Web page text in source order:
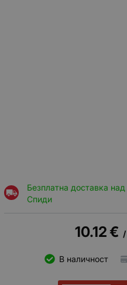
Безплатна доставка над
Спиди
10.12€ /
В наличност